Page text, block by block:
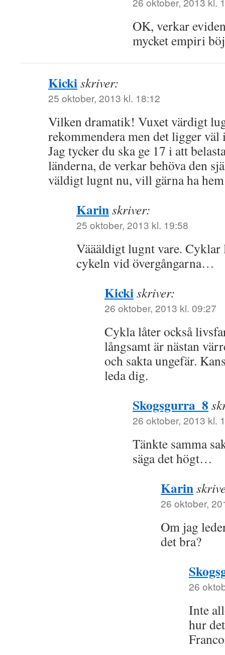
OK, verkar
mycket empiri
Kickiskriver:
25 oktober, 2013 kl. 18:12
Vilken dramatik! Vuxet värdigt
rekommendera men det ligger väl
Jag tycker du ska ge 17 i att
länderna, de verkar behöva den
väldigt lugnt nu, vill gärna ha
Karinskriver:
25 oktober, 2013 kl. 19:58
Väääldigt lugnt vare.
cykeln vid övergångarna…
Kickiskriver:
26 oktober, 2013 kl. 09:27
Cykla låter också
långsamt är nästan
och sakta ungefär.
leda dig.
Skogsgurra_8
26 oktober, 2013 kl.
Tänkte samma
säga det högt…
Karin
26 oktober,
Om jag
det bra?
26
Inte
hur